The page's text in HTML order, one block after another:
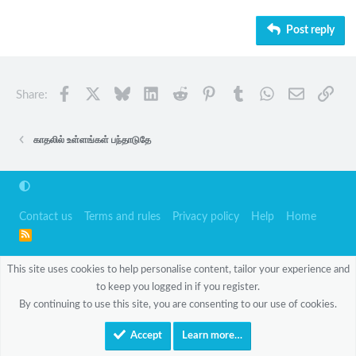
Post reply
Share: Facebook BlueskyLinkedInReddit PinterestTumblr WhatsApp
EmailLink
காதலில் உள்ளங்கள் பந்தாடுதே
Contact us Terms and rules Privacy policy Help Home
R
This site uses cookies to help personalise content, tailor your experience and
to keep you logged in if you register.
By continuing to use this site, you are consenting to our use of cookies.
Accept Learn more…